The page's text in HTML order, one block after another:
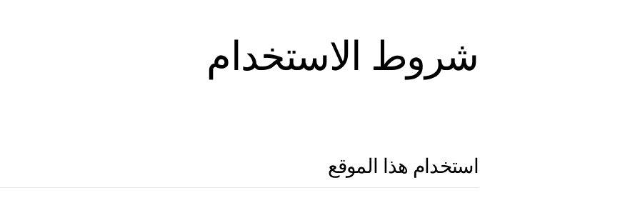
شروط الاستخدام
استخدام هذا الموقع